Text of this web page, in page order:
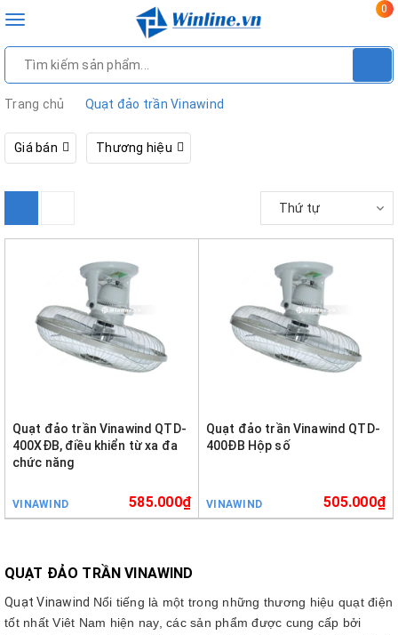
Toggle
0
Trang chủ Quạt đảo trần Vinawind
Giá bán Thương hiệu
Thứ tự
Quạt đảo trần Vinawind QTD-
400XĐB, điều khiển từ xa đa
chức năng
VINAWIND 585.000₫
Quạt đảo trần Vinawind QTD-
400ĐB Hộp số
VINAWIND 505.000₫
QUẠT ĐẢO TRẦN VINAWIND
Quạt Vinawind Nổi tiếng là một trong những thương hiệu quạt điện
tốt nhất Viêt Nam hiện nay, các sản phẩm được cung cấp bởi